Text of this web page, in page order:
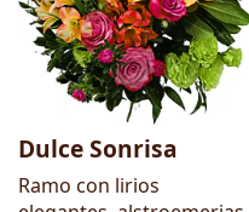
Dulce Sonrisa
Ramo con lirios